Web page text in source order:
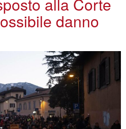
danno